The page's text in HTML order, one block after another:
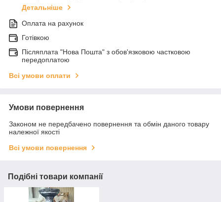
Детальніше
Оплата на рахунок
Готівкою
Післяплата "Нова Пошта" з обов'язковою частковою
передоплатою
Всі умови оплати
Умови повернення
Законом не передбачено повернення та обмін даного товару
належної якості
Всі умови повернення
Подібні товари компанії